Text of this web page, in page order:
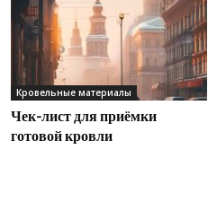
Кровельные материалы
Чек-лист для приёмки
готовой кровли